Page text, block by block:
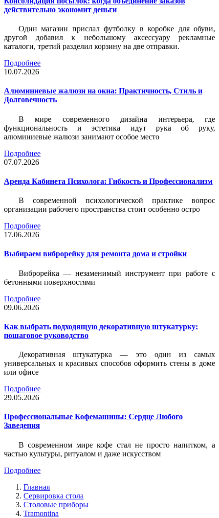
действительно экономит деньги
Один магазин прислал футболку в коробке для обуви,
другой добавил к небольшому аксессуару рекламные
каталоги, третий разделил корзину на две отправки.
Подробнее
10.07.2026
Алюминиевые жалюзи на окна: Практичность, Стиль и
Долговечность
В мире современного дизайна интерьера, где
функциональность и эстетика идут рука об руку,
алюминиевые жалюзи занимают особое место
Подробнее
07.07.2026
Аренда Кабинета Психолога: Гибкость и Профессионализм
В современной психологической практике вопрос
организации рабочего пространства стоит особенно остро
Подробнее
17.06.2026
Выбираем виброрейку для ремонта дома и стройки
Виброрейка — незаменимый инструмент при работе с
бетонными поверхностями
Подробнее
09.06.2026
Как выбрать подходящую декоративную штукатурку:
пошаговое руководство
Декоративная штукатурка — это один из самых
универсальных и красивых способов оформить стены в доме
или офисе
Подробнее
29.05.2026
Профессиональные Кофемашины: Сердце Любого
Заведения
В современном мире кофе стал не просто напитком, а
частью культуры, ритуалом и даже искусством
Подробнее
Главная
Сервировка стола
Столовые приборы
Tramontina